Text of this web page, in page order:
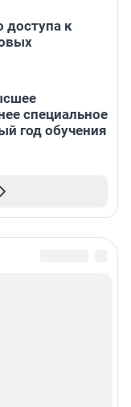
доступа к
специальное
год обучения